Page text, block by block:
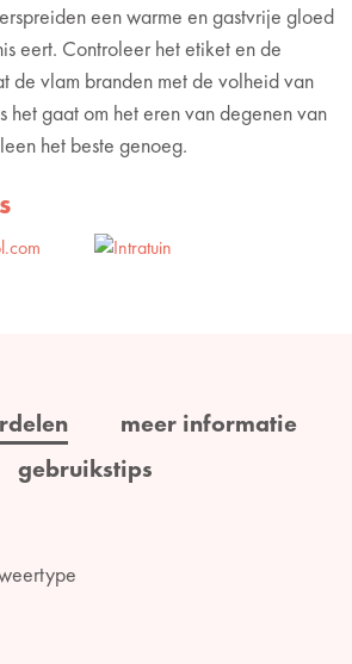
een warme en gastvrije gloed
eert. Controleer het etiket en de
de vlam branden met de volheid van
het gaat om het eren van degenen van
het beste genoeg.
meer informatie
gebruikstips